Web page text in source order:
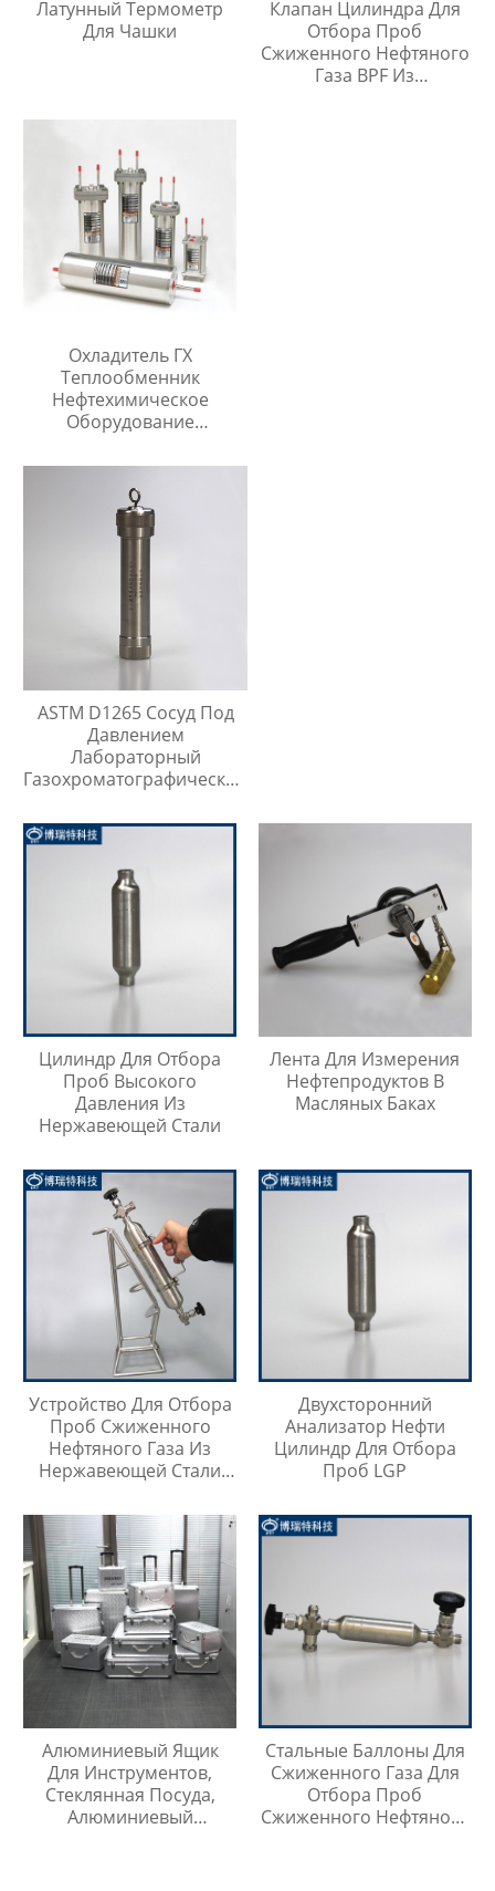
Латунный Термометр
Для Чашки
Клапан Цилиндра Для
Отбора Проб
Сжиженного Нефтяного
Газа BPF Из
Охладитель ГХ
Теплообменник
Нефтехимическое
Оборудование
ASTM D1265 Сосуд Под
Давлением
Лабораторный
Газохроматографический
Цилиндр Для Отбора
Проб Высокого
Давления Из
Нержавеющей Стали
Лента Для Измерения
Нефтепродуктов В
Масляных Баках
Устройство Для Отбора
Проб Сжиженного
Нефтяного Газа Из
Нержавеющей Стали
Двухсторонний
Анализатор Нефти
Цилиндр Для Отбора
Проб LGP
Алюминиевый Ящик
Для Инструментов,
Стеклянная Посуда,
Алюминиевый
Стальные Баллоны Для
Сжиженного Газа Для
Отбора Проб
Сжиженного Нефтяного